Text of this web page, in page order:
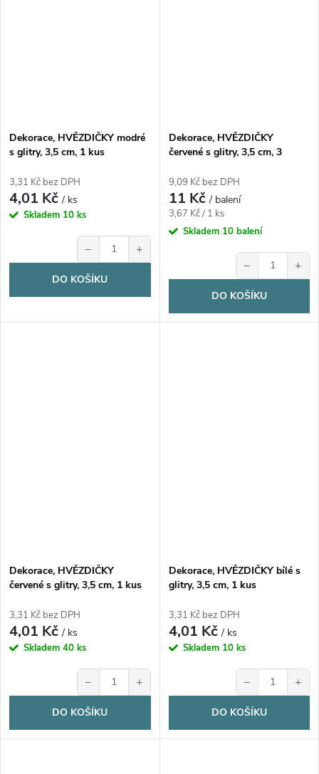
Dekorace, HVĚZDIČKY modré
s glitry, 3,5 cm, 1 kus
3,31 Kč bez DPH
4,01 Kč/ ks
Skladem 10 ks
− +
DO KOŠÍKU
Dekorace, HVĚZDIČKY
červené s glitry, 3,5 cm, 3
9,09 Kč bez DPH
11 Kč/ balení
Měrná
cena:
3,67 Kč / 1 ks
Skladem 10 balení
− +
DO KOŠÍKU
Dekorace, HVĚZDIČKY
červené s glitry, 3,5 cm, 1 kus
3,31 Kč bez DPH
4,01 Kč/ ks
Skladem 40 ks
− +
DO KOŠÍKU
Dekorace, HVĚZDIČKY bílé s
glitry, 3,5 cm, 1 kus
3,31 Kč bez DPH
4,01 Kč/ ks
Skladem 10 ks
− +
DO KOŠÍKU